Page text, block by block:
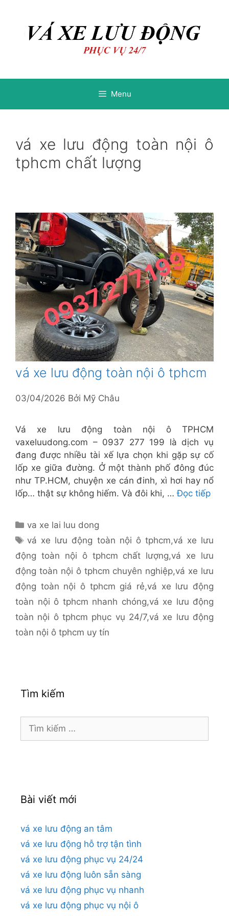
Menu
vá xe lưu động toàn nội ô
tphcm chất lượng
vá xe lưu động toàn nội ô tphcm
03/04/2026 Bởi Mỹ Châu
Vá xe lưu động toàn nội ô TPHCM
vaxeluudong.com – 0937 277 199 là dịch vụ
đang được nhiều tài xế lựa chọn khi gặp sự cố
lốp xe giữa đường. Ở một thành phố đông đúc
như TP.HCM, chuyện xe cán đinh, xì hơi hay nổ
lốp… thật sự không hiếm. Và đôi khi, …Đọc tiếp
Danh
mục
va xe lai luu dong
Thẻ
vá xe lưu động toàn nội ô tphcm,vá xe lưu
động toàn nội ô tphcm chất lượng,vá xe lưu
động toàn nội ô tphcm chuyên nghiệp,vá xe lưu
động toàn nội ô tphcm giá rẻ,vá xe lưu động
toàn nội ô tphcm nhanh chóng,vá xe lưu động
toàn nội ô tphcm phục vụ 24/7,vá xe lưu động
toàn nội ô tphcm uy tín
Tìm kiếm
Tìm
kiếm
Bài viết mới
vá xe lưu động an tâm
vá xe lưu động hỗ trợ tận tình
vá xe lưu động phục vụ 24/24
vá xe lưu động luôn sẵn sàng
vá xe lưu động phục vụ nhanh
vá xe lưu động phục vụ nội ô